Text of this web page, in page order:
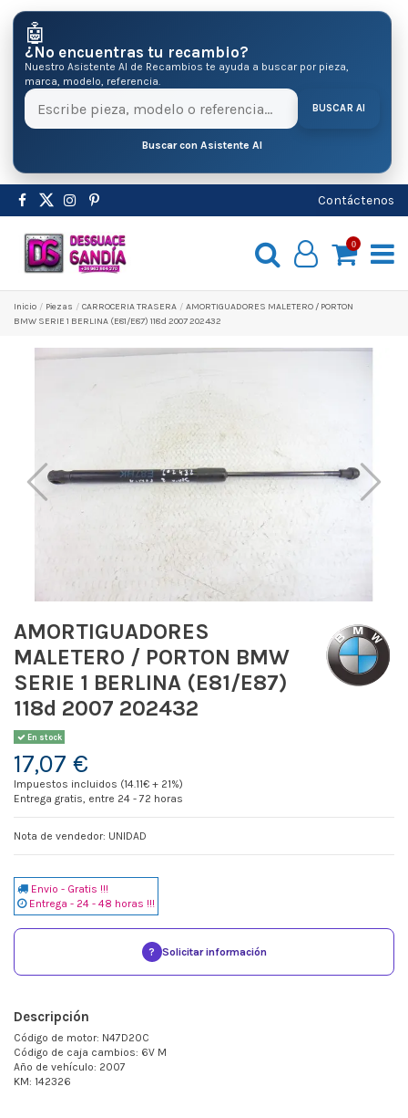
🤖
¿No encuentras tu recambio?
Nuestro Asistente AI de Recambios te ayuda a buscar por pieza,
marca, modelo, referencia.
BUSCAR AI
Buscar con Asistente AI
Contáctenos
0
Inicio Pіezas CARROCERIA TRASERA
AMORTIGUADORES MALETERO / PORTON
BMW SERIE 1 BERLINA (E81/E87) 118d 2007 202432
AMORTIGUADORES
MALETERO / PORTON BMW
SERIE 1 BERLINA (E81/E87)
118d 2007 202432
En stock
17,07 €
Impuestos incluidos (14.11€ + 21%)
Entrega gratis, entre 24 - 72 horas
Nota de vendedor: UNIDAD
Envio - Gratis !!!
Entrega - 24 - 48 horas !!!
? Solicitar información
Descripción
Código de motor: N47D20C
Código de caja cambios: 6V M
Año de vehículo: 2007
KM: 142326